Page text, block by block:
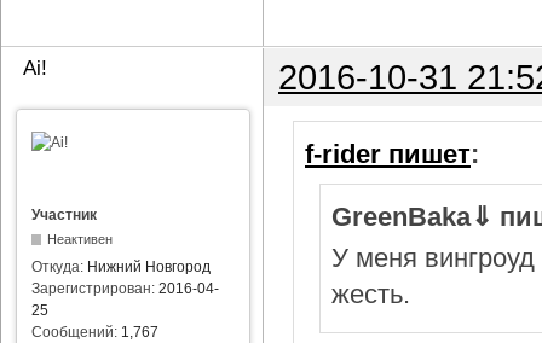
Ai! 2016-10-31
Участник
Неактивен
Откуда: Нижний Новгород
Зарегистрирован: 2016-04-
25
Сообщений: 1,767
f-rider пишет:
GreenBaka⇓
У меня вингроуд
жесть.